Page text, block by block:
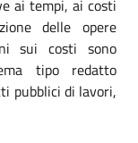
ai tempi, ai costi
delle opere
sui costi sono
tipo redatto
pubblici di lavori,